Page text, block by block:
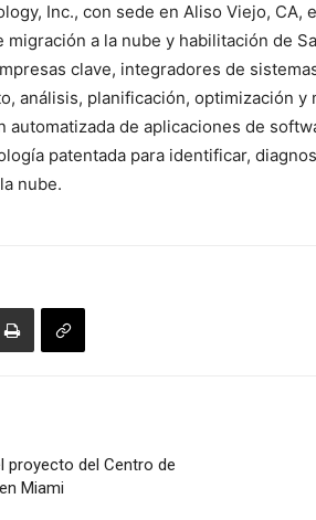
Inc., con sede en Aliso Viejo, CA,
a la nube y habilitación de
clave, integradores de
análisis, planificación, optimización y
automatizada de aplicaciones de
patentada para identificar,
nube.
proyecto del Centro de
Miami